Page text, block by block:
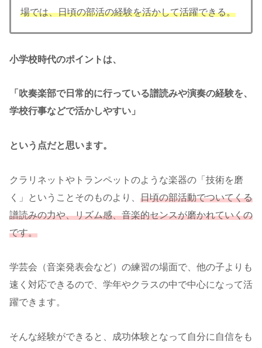
場では、日頃の部活の経験を活かして活躍できる。
小学校時代のポイントは、
「吹奏楽部で日常的に行っている譜読みや演奏の経験を、
学校行事などで活かしやすい」
という点だと思います。
クラリネットやトランペットのような楽器の「技術を磨
く」ということそのものより、 日頃の部活動でついてくる
譜読みの力や、リズム感、音楽的センスが磨かれていくの
です。
学芸会（音楽発表会など）の練習の場面で、他の子よりも
速く対応できるので、学年やクラスの中で中心になって活
躍できます。
そんな経験ができると、成功体験となって自分に自信をも